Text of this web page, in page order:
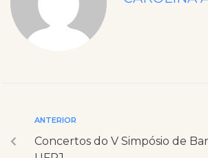
ANTERIOR
Concertos do V Simpósio de